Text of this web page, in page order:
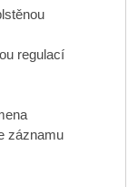
regulací
záznamu